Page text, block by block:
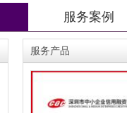
服务案例
服务产品